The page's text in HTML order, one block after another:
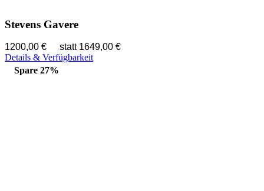
Stevens Gavere
1200,00 €
statt 1649,00 €
Details & Verfügbarkeit
Spare 27%